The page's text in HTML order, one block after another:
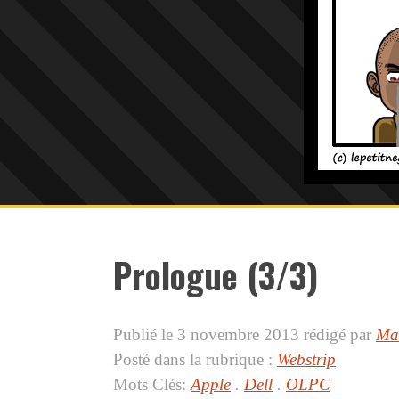
Prologue (3/3)
Publié le 3 novembre 2013 rédigé par
Posté dans la rubrique : Webstrip
Mots Clés: Apple . Dell . OLPC